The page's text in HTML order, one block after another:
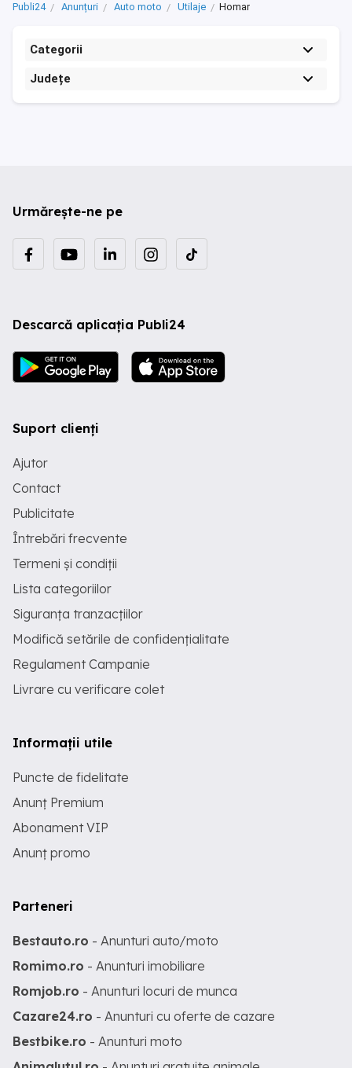
Publi24 Anunțuri Auto moto Utilaje Homar
Categorii
Județe
Urmărește-ne pe
Descarcă aplicația Publi24
Suport clienți
Ajutor
Contact
Publicitate
Întrebări frecvente
Termeni și condiții
Lista categoriilor
Siguranța tranzacțiilor
Modifică setările de confidențialitate
Regulament Campanie
Livrare cu verificare colet
Informații utile
Puncte de fidelitate
Anunț Premium
Abonament VIP
Anunț promo
Parteneri
Bestauto.ro - Anunturi auto/moto
Romimo.ro - Anunturi imobiliare
Romjob.ro - Anunturi locuri de munca
Cazare24.ro - Anunturi cu oferte de cazare
Bestbike.ro - Anunturi moto